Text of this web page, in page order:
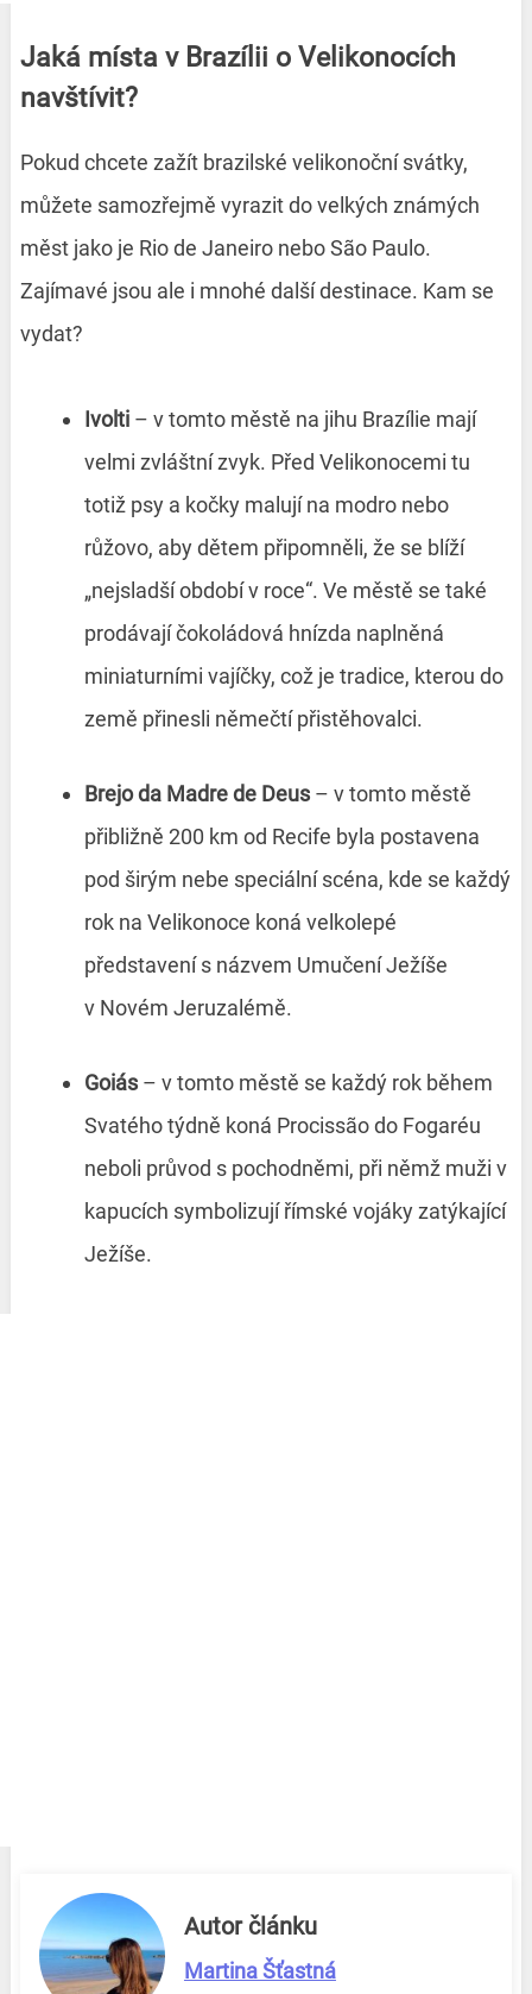
Jaká místa v Brazílii o Velikonocích
navštívit?
Pokud chcete zažít brazilské velikonoční svátky,
můžete samozřejmě vyrazit do velkých známých
měst jako je Rio de Janeiro nebo São Paulo.
Zajímavé jsou ale i mnohé další destinace. Kam se
vydat?
Ivolti – v tomto městě na jihu Brazílie mají
velmi zvláštní zvyk. Před Velikonocemi tu
totiž psy a kočky malují na modro nebo
růžovo, aby dětem připomněli, že se blíží
„nejsladší období v roce“. Ve městě se také
prodávají čokoládová hnízda naplněná
miniaturními vajíčky, což je tradice, kterou do
země přinesli němečtí přistěhovalci.
Brejo da Madre de Deus– v tomto městě
přibližně 200 km od Recife byla postavena
pod širým nebe speciální scéna, kde se každý
rok na Velikonoce koná velkolepé
představení s názvem Umučení Ježíše
v Novém Jeruzalémě.
Goiás– v tomto městě se každý rok během
Svatého týdně koná Procissão do Fogaréu
neboli průvod s pochodněmi, při němž muži v
kapucích symbolizují římské vojáky zatýkající
Ježíše.
Autor článku
Martina Šťastná